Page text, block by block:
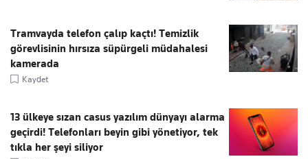
Tramvayda telefon çalıp kaçtı! Temizlik
görevlisinin hırsıza süpürgeli müdahalesi
kamerada
Kaydet
13 ülkeye sızan casus yazılım dünyayı alarma
geçirdi! Telefonları beyin gibi yönetiyor, tek
tıkla her şeyi siliyor